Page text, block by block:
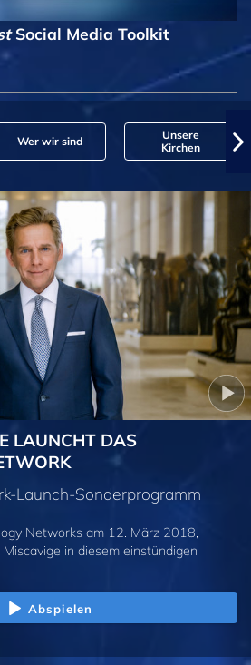
Social Media Toolkit
Wer wir sind
Unsere
Kirchen
LAUNCHT DAS
Launch-Sonderprogramm
Networks am 12. März 2018,
in diesem einstündigen
Abspielen